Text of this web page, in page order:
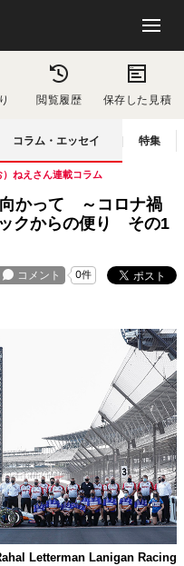
閲覧履歴 保存した見積
コラム・エッセイ 特集
ねえさん連載コラム
かって ～コロナ禍
クからの便り その1
Letterman Lanigan Racing